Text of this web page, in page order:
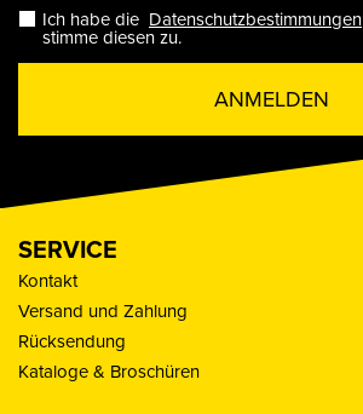
Ich habe die Datenschutzbestimmungen
stimme diesen zu.
ANMELDEN
SERVICE
Kontakt
Versand und Zahlung
Rücksendung
Kataloge & Broschüren